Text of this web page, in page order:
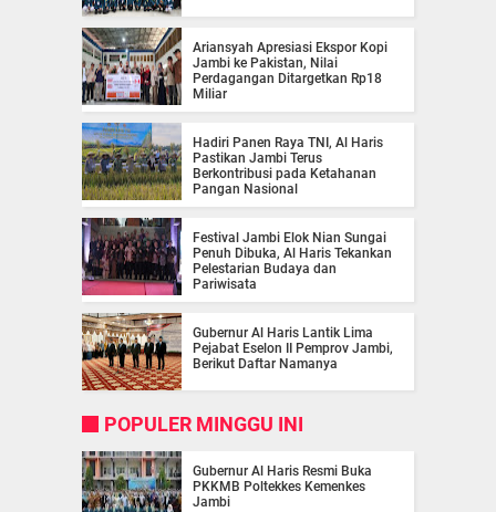
Ariansyah Apresiasi Ekspor Kopi
Jambi ke Pakistan, Nilai
Perdagangan Ditargetkan Rp18
Miliar
Hadiri Panen Raya TNI, Al Haris
Pastikan Jambi Terus
Berkontribusi pada Ketahanan
Pangan Nasional
Festival Jambi Elok Nian Sungai
Penuh Dibuka, Al Haris Tekankan
Pelestarian Budaya dan
Pariwisata
Gubernur Al Haris Lantik Lima
Pejabat Eselon II Pemprov Jambi,
Berikut Daftar Namanya
POPULER MINGGU INI
Gubernur Al Haris Resmi Buka
PKKMB Poltekkes Kemenkes
Jambi